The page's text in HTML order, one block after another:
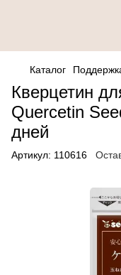
Каталог
Кверцетин
Quercetin
дней
Артикул: 110616